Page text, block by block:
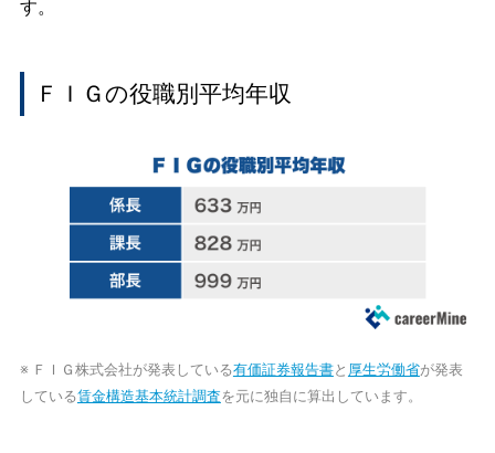
す。
ＦＩＧの役職別平均年収
※ ＦＩＧ株式会社が発表している有価証券報告書と 厚生労働省が発表
している賃金構造基本統計調査を元に独自に算出しています。